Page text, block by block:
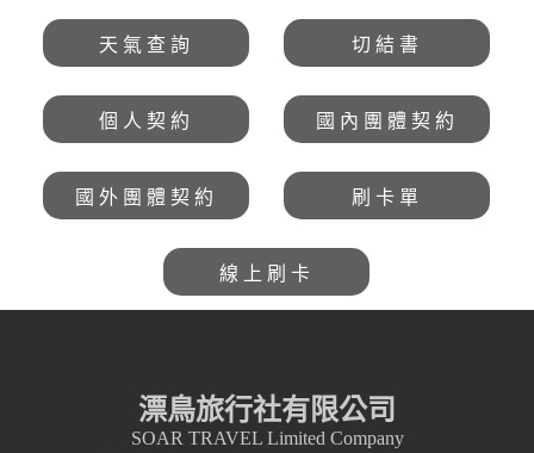
天氣查詢 切結書
個人契約 國內團體契約
國外團體契約 刷卡單
線上刷卡
漂鳥旅行社有限公司
SOAR TRAVEL Limited Company